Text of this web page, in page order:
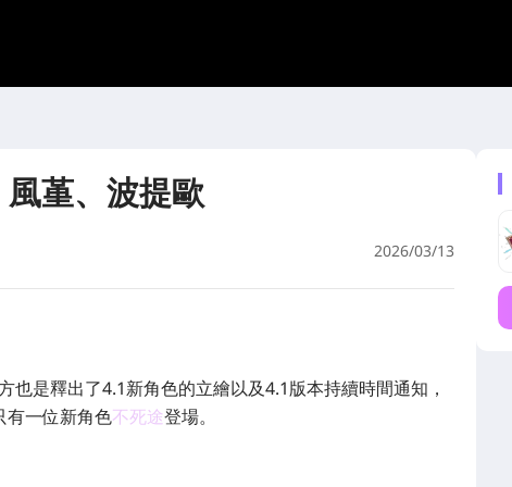
堇、波提歐
2026/03/13
是釋出了4.1新角色的立繪以及4.1版本持續時間通知，
有一位新角色不死途登場。